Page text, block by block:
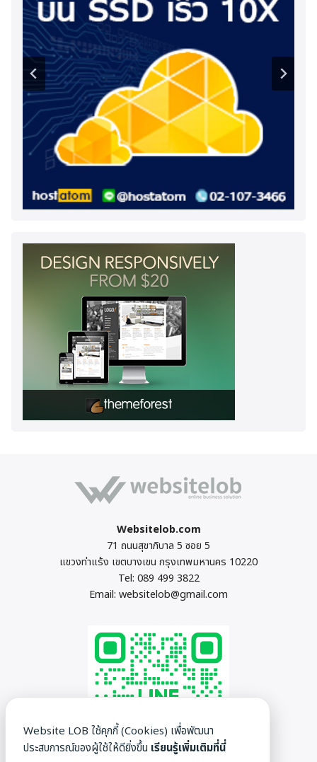
Websitelob.com
71 ถนนสุขาภิบาล 5 ซอย 5
แขวงท่าแร้ง เขตบางเขน กรุงเทพมหานคร 10220
Tel: 089 499 3822
Email: websitelob@gmail.com
Website LOB ใช้คุกกี้ (Cookies) เพื่อพัฒนา
ประสบการณ์ของผู้ใช้ให้ดียิ่งขึ้น เรียนรู้เพิ่มเติมที่นี่